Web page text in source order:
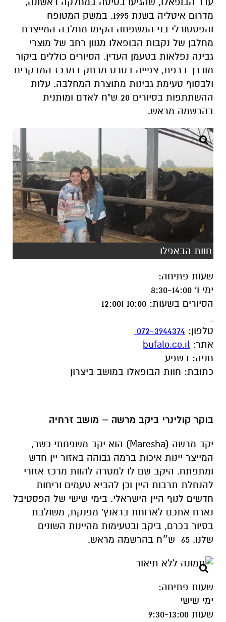
מדרום איטליה בשנת 1995. במשק המטופח
והפסטורלי בני המשפחה הקימו מחלבה המייצרת
מחלבן של נקבות הבופאלו מגוון רחב של מוצרי
גבינה נפלאות בטעמן העדין. הסיורים כוללים ביקור
מודרך ברפת, צפייה בסרט מרתק במרכז המבקרים
ולבסוף טעימת גבינות מתוצרת המחלבה. עלות
ההשתתפות בסיורים 20 ש"ח לאדם ומותנית
בהרשמה מראש.
חוות הבאפלו
שעות פתיחה:
ימי ו' 8:30-14:00
הסיורים בשעות: 10:00 ו12:00
טלפון:
072-3944374
אתר:
bufalo.co.il
חניה: בשפע
כתובת: חוות הבופאלו במושב ביצרון
בוקר קולינרי ביקב מרשה – מושב זרחיה
יקב מרשה (Maresha)
הוא יקב משפחתי כשר,
המייצר יינות איכות ברמה גבוהה באזור יין חדש
ומתפתח. היקב שם לו למטרה להוות מרכז אזורי
להנחלת תרבות היין וכן להביא טעמים וריחות
חדשים לנוף היין הישראלי. בימי שישי של הפסטיבל
נארח אתכם לארוחת בראנץ' מפנקת, משולבת
בסיור בכרם, ביקב ובטעימות מהיינות השונים
שלנו. 65 ש״ח בהרשמה מראש.
שעות פתיחה:
ימי שישי
שעות 9:30-13:00